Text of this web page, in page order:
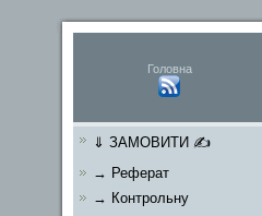
Головна
⇓ ЗАМОВИТИ ✍
→ Реферат
→ Контрольну